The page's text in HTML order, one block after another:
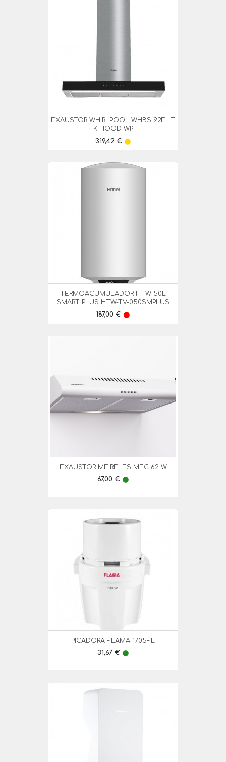
EXAUSTOR WHIRLPOOL WHBS 92F LT
K HOOD WP
Preço
319,42 € lens
TERMOACUMULADOR HTW 50L
SMART PLUS HTW-TV-050SMPLUS
Preço
187,00 € lens
EXAUSTOR MEIRELES MEC 62 W
Preço
67,00 € lens
PICADORA FLAMA 1705FL
Preço
31,67 € lens